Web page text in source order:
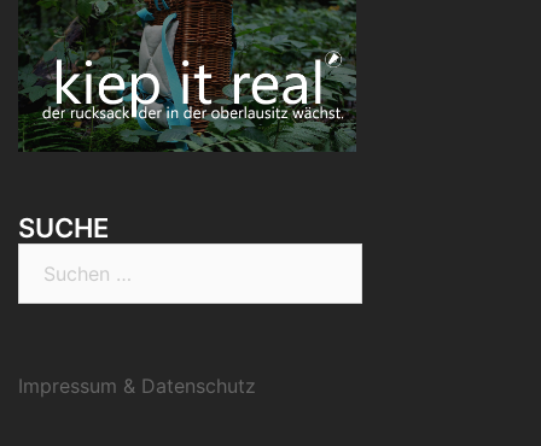
SUCHE
Impressum & Datenschutz